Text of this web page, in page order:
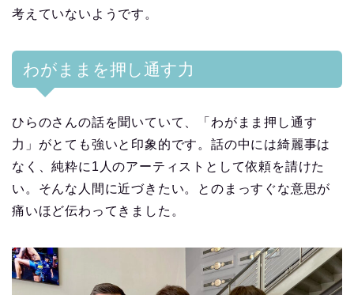
考えていないようです。
わがままを押し通す力
ひらのさんの話を聞いていて、「わがまま押し通す
力」がとても強いと印象的です。話の中には綺麗事は
なく、純粋に1人のアーティストとして依頼を請けた
い。そんな人間に近づきたい。とのまっすぐな意思が
痛いほど伝わってきました。